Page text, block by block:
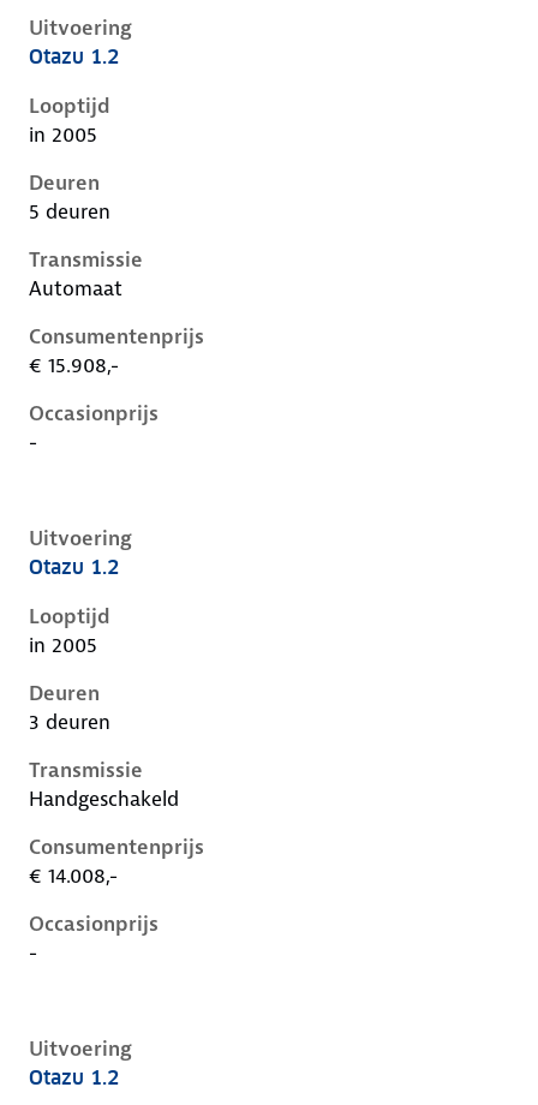
Uitvoering
Nissan Micra iii-k12-1e-facelift, 1.2, 59 kW, Benzine,
Otazu 1.2
Looptijd
in 2005
Deuren
5 deuren
Transmissie
Automaat
Consumentenprijs
€ 15.908,-
Occasionprijs
-
Uitvoering
Nissan Micra iii-k12-1e-facelift, 1.2, 59 kW, Benzine,
Otazu 1.2
Looptijd
in 2005
Deuren
3 deuren
Transmissie
Handgeschakeld
Consumentenprijs
€ 14.008,-
Occasionprijs
-
Uitvoering
Nissan Micra iii-k12-1e-facelift, 1.2, 59 kW, Benzine,
Otazu 1.2